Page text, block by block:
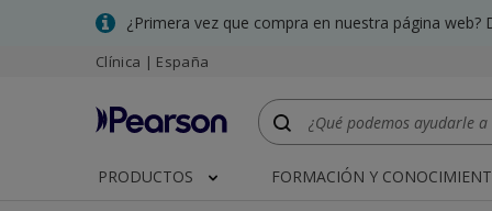
¿Primera vez que compra en nuestra página
Clínica | España
PRODUCTOS FORMACIÓN Y